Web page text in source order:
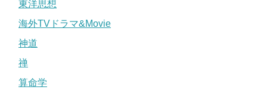
東洋思想
海外TVドラマ&Movie
神道
禅
算命学